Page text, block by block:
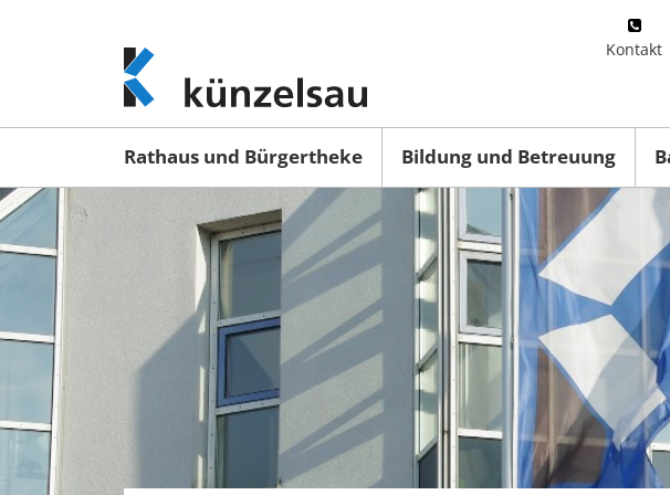
www.kuenzelsau.de
(zur
Startseite)
Kontakt
Rathaus und Bürgertheke Bildung und Betreuung